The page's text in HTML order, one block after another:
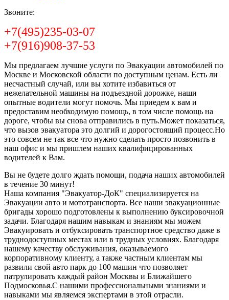
Звоните:
+7(495)235-03-07
+7(916)908-37-53
Мы предлагаем лучшие услуги по Эвакуации автомобилей по
Москве и Московской области по доступным ценам. Есть ли
несчастный случай, или вы хотите избавиться от
нежелательной машины на подъездной дорожке, наши
опытные водители могут помочь. Мы приедем к вам и
предоставим необходимую помощь, в том числе помощь на
дороге, чтобы вы снова отправились в путь.Может показаться,
что вызов эвакуатора это долгий и дорогостоящий процесс.Но
это совсем не так все что нужно сделать просто позвонить в
наш офис и мы пришлем наших квалифицированных
водителей к Вам.
Вы не будете долго ждать помощи, подача наших автомобилей
в течение 30 минут!
Наша компания "Эвакуатор-ДоК" специализируется на
Эвакуации авто и мототранспорта. Все наши эвакуационные
бригады хорошо подготовлены к выполнению буксировочной
задачи. Благодаря нашим навыкам и знаниям мы можем
Эвакуировать и отбуксировать транспортное средство даже в
труднодоступных местах или в трудных условиях. Благодаря
нашему качеству обслуживания, оказываемого
корпоративному клиенту, а также частным клиентам мы
развили свой авто парк до 100 машин что позволяет
патрулировать каждый район Москвы и Ближайшего
Подмосковья.С нашими профессиональными знаниями и
навыками мы являемся экспертами в этой отрасли.